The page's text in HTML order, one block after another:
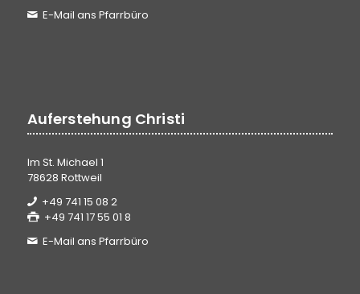
E-Mail ans Pfarrbüro
Auferstehung Christi
Im St. Michael 1
78628 Rottweil
+49 741 15 08 2
+49 741 17 55 01 8
E-Mail ans Pfarrbüro